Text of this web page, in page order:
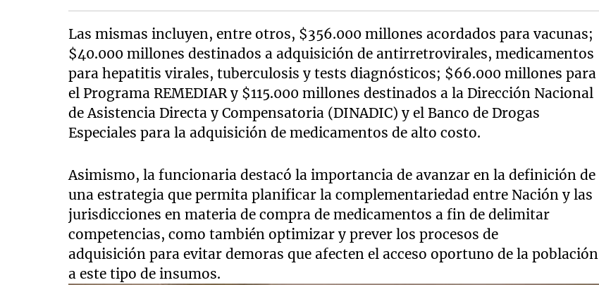
Las mismas incluyen, entre otros, $356.000 millones acordados para vacunas;
$40.000 millones destinados a adquisición de antirretrovirales, medicamentos
para hepatitis virales, tuberculosis y tests diagnósticos; $66.000 millones para
el Programa REMEDIAR y $115.000 millones destinados a la Dirección Nacional
de Asistencia Directa y Compensatoria (DINADIC) y el Banco de Drogas
Especiales para la adquisición de medicamentos de alto costo.
Asimismo, la funcionaria destacó la importancia de avanzar en la definición de
una estrategia que permita planificar la complementariedad entre Nación y las
jurisdicciones en materia de compra de medicamentos a fin de delimitar
competencias, como también optimizar y prever los procesos de
adquisición para evitar demoras que afecten el acceso oportuno de la población
a este tipo de insumos.